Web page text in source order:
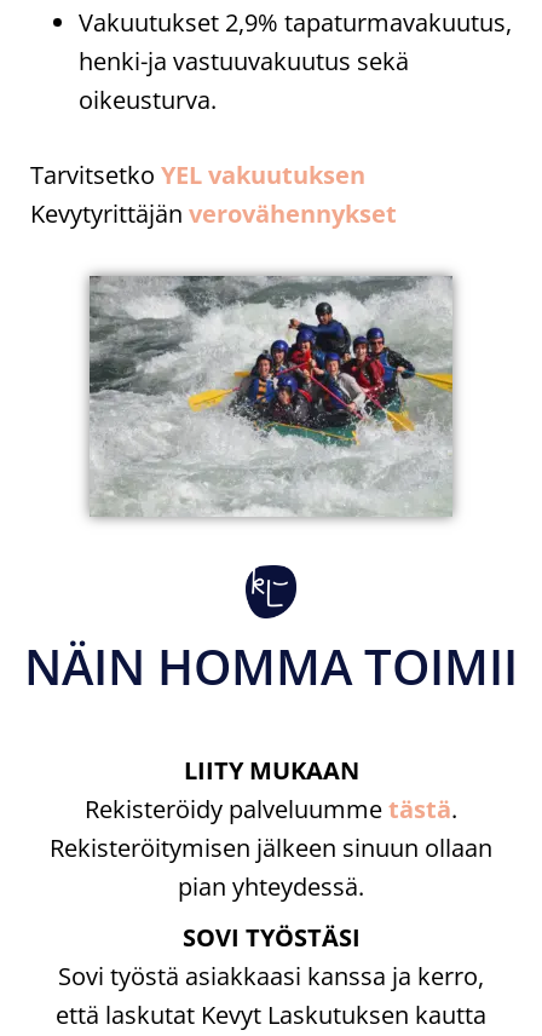
Vakuutukset 2,9% tapaturmavakuutus,
henki-ja vastuuvakuutus sekä
oikeusturva.
Tarvitsetko YEL vakuutuksen
Kevytyrittäjän verovähennykset
NÄIN HOMMA TOIMII ​
LIITY MUKAAN
Rekisteröidy palveluummetästä.
Rekisteröitymisen jälkeen sinuun ollaan
pian yhteydessä.
SOVI TYÖSTÄSI
Sovi työstä asiakkaasi kanssa ja kerro,
että laskutat Kevyt Laskutuksen kautta